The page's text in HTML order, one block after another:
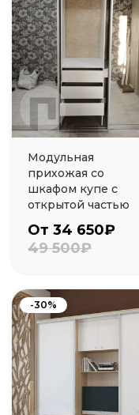
Модульная
прихожая со
шкафом купе с
открытой частью
От 34 650₽
49 500₽
-30%